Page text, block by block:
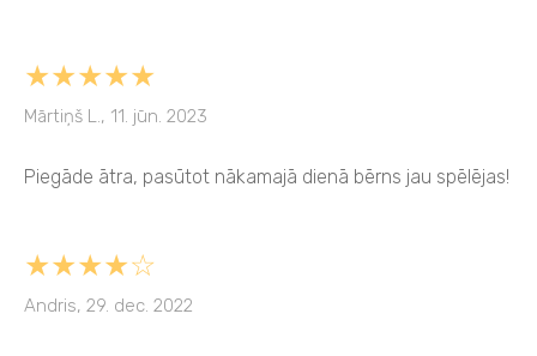
★★★★★
Mārtiņš L., 11. jūn. 2023
Piegāde ātra, pasūtot nākamajā dienā bērns jau spēlējas!
★★★★☆
Andris, 29. dec. 2022